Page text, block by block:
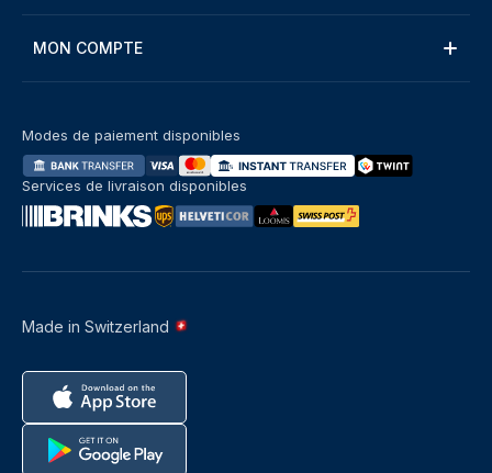
MON COMPTE
Made in Switzerland
Modes de paiement disponibles
Services de livraison disponibles